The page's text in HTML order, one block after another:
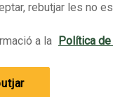
DESPERADOS Cervesa
rebutjar les no
a la Política